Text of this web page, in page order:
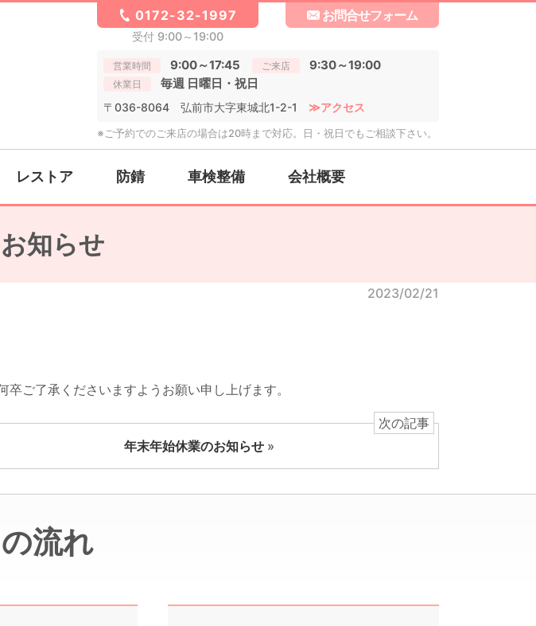
0172-32-1997
受付 9:00～19:00
お問合せフォーム
営業時間 9:00～17:45 ご来店 9:30～19:00
休業日 毎週 日曜日・祝日
〒036-8064 弘前市大字東城北1-2-1 ≫アクセス
※ご予約でのご来店の場合は20時まで対応。日・祝日でもご相談下さい。
レストア 防錆 車検整備 会社概要
知らせ
2023/02/21
ご了承くださいますようお願い申し上げます。
年末年始休業のお知らせ »
次の記事
流れ